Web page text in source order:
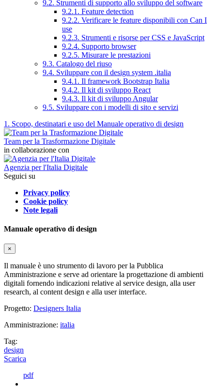
9.2. Strumenti di supporto allo sviluppo del software
9.2.1. Feature detection
9.2.2. Verificare le feature disponibili con Can I
use
9.2.3. Strumenti e risorse per CSS e JavaScript
9.2.4. Supporto browser
9.2.5. Misurare le prestazioni
9.3. Catalogo del riuso
9.4. Sviluppare con il design system .italia
9.4.1. Il framework Bootstrap Italia
9.4.2. Il kit di sviluppo React
9.4.3. Il kit di sviluppo Angular
9.5. Sviluppare con i modelli di sito e servizi
1. Scopo, destinatari e uso del Manuale operativo di design
Team per la Trasformazione Digitale
in collaborazione con
Agenzia per l'Italia Digitale
Seguici su
Privacy policy
Cookie policy
Note legali
Manuale operativo di design
×
Il manuale è uno strumento di lavoro per la Pubblica
Amministrazione e serve ad orientare la progettazione di ambienti
digitali fornendo indicazioni relative al service design, alla user
research, al content design e alla user interface.
Progetto: Designers Italia
Amministrazione: italia
Tag:
design
Scarica
pdf